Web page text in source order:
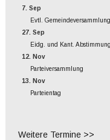
7. Sep
Evtl. Gemeindeversammlung
27. Sep
Eidg. und Kant.
12. Nov
Parteiversammlung
13. Nov
Parteientag
Weitere Termine >>